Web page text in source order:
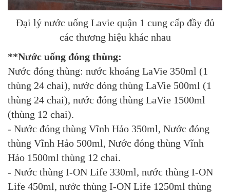
Đại lý nước uống Lavie quận 1 cung cấp đầy đủ
các thương hiệu khác nhau
**Nước uống đóng thùng:
Nước đóng thùng: nước khoáng LaVie 350ml (1
thùng 24 chai), nước đóng thùng LaVie 500ml (1
thùng 24 chai), nước đóng thùng LaVie 1500ml
(thùng 12 chai).
- Nước đóng thùng Vĩnh Hảo 350ml, Nước đóng
thùng Vĩnh Hảo 500ml, Nước đóng thùng Vĩnh
Hảo 1500ml thùng 12 chai.
- Nước thùng I-ON Life 330ml, nước thùng I-ON
Life 450ml, nước thùng I-ON Life 1250ml thùng